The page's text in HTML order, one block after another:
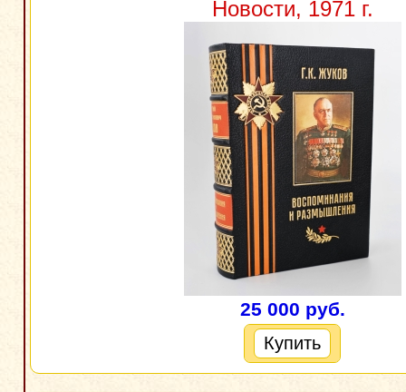
Новости, 1971 г.
25 000 руб.
Купить